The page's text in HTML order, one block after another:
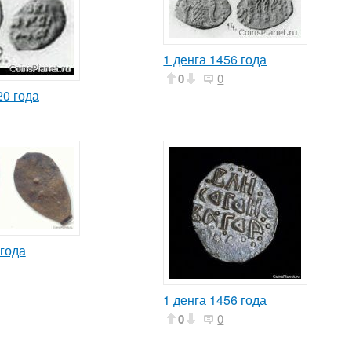
года
1 денга 1456 года
0 0
1 денга 1456 года
0 0